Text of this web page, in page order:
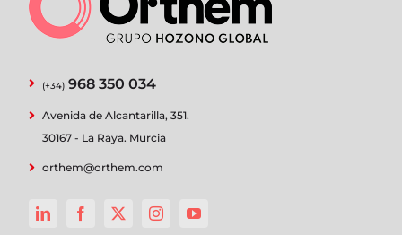
(+34) 968 350 034
Avenida de Alcantarilla, 351.
30167 - La Raya. Murcia
orthem@orthem.com